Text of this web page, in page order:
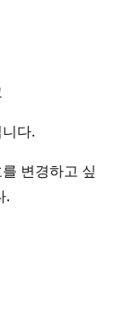
다.
변경하고 싶
.